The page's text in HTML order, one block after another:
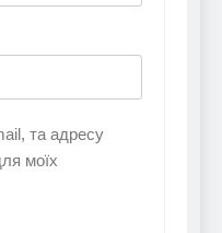
та адресу
моїх